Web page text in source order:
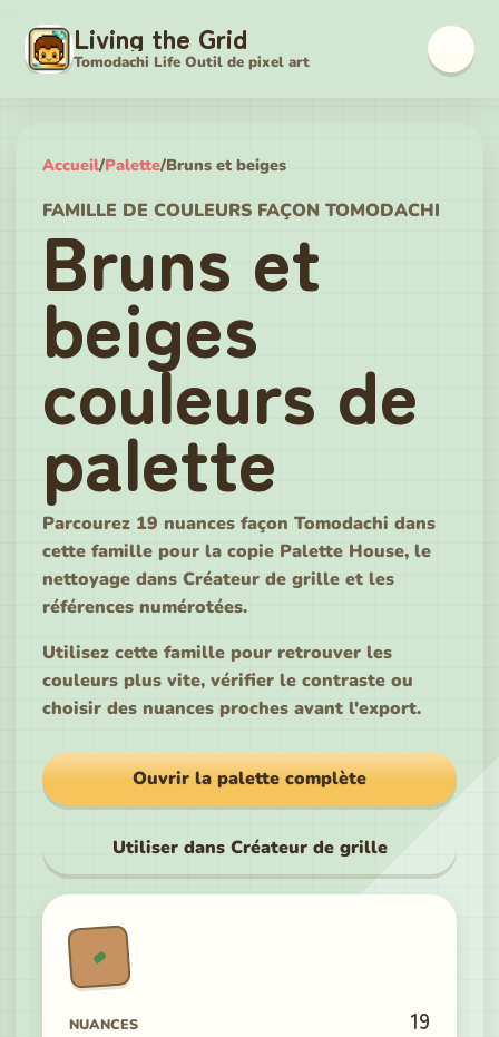
Living the Grid
Tomodachi Life Outil de pixel art
Accueil/Palette/Bruns et beiges
FAMILLE DE COULEURS FAÇON TOMODACHI
Bruns et
beiges
couleurs de
palette
Parcourez 19 nuances façon Tomodachi dans
cette famille pour la copie Palette House, le
nettoyage dans Créateur de grille et les
références numérotées.
Utilisez cette famille pour retrouver les
couleurs plus vite, vérifier le contraste ou
choisir des nuances proches avant l'export.
Ouvrir la palette complète
Utiliser dans Créateur de grille
NUANCES 19